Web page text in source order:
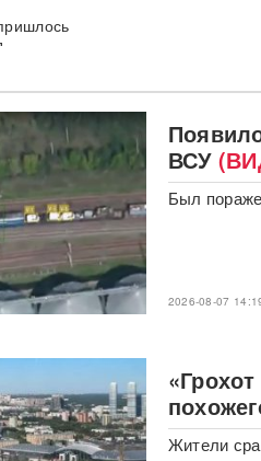
из
США за
в Литве
из
ВСУ
Был
2026-08-07
Жители